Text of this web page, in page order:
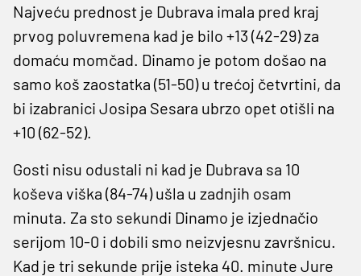
Najveću prednost je Dubrava imala pred kraj
prvog poluvremena kad je bilo +13 (42-29) za
domaću momčad. Dinamo je potom došao na
samo koš zaostatka (51-50) u trećoj četvrtini, da
bi izabranici Josipa Sesara ubrzo opet otišli na
+10 (62-52).
Gosti nisu odustali ni kad je Dubrava sa 10
koševa viška (84-74) ušla u zadnjih osam
minuta. Za sto sekundi Dinamo je izjednačio
serijom 10-0 i dobili smo neizvjesnu završnicu.
Kad je tri sekunde prije isteka 40. minute Jure